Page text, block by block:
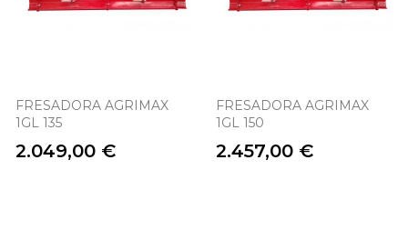
FRESADORA AGRIMAX
1GL 135
Precio
2.049,00 €
FRESADORA AGRIMAX
1GL 150
Precio
2.457,00 €